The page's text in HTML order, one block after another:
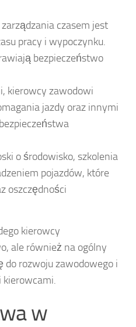
czasem jest
pracy i wypoczynku.
bezpieczeństwo
kierowcy zawodowi
jazdy oraz innymi
o środowisko, szkolenia
pojazdów, które
oszczędności
kierowcy
ale również na ogólny
do rozwoju zawodowego i
kierowcami.
w